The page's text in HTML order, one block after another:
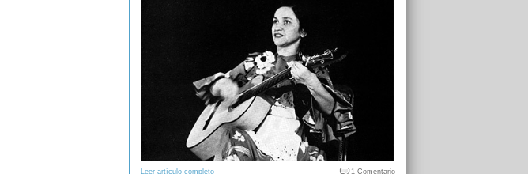
Leer artículo completo 1 Comentario